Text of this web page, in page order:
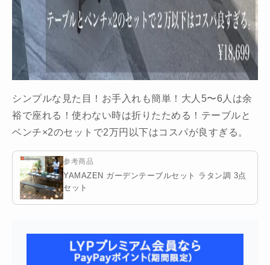
シンプルな見た目！お手入れも簡単！大人5〜6人は余
裕で座れる！使わない時は折りたためる！テーブルと
ベンチ×2のセットで2万円以下はコスパが良すぎる。
参考商品
YAMAZEN ガーデンテーブルセット ラタン調 3点
セット